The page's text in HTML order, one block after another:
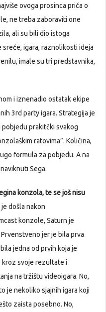
ovoga prosinca priča o
ne treba zaboraviti one
ali su bili dio istoga
igara, raznolikosti ideja
imale su tri predstavnika,
i iznenadio ostatak ekipe
3rd party igara. Strategija je
prakitčki svakog
ratovima”. Količina,
formula za pobjedu. A na
Sega.
konzola, te se još nisu
je došla nakon
konzole, Saturn je
jer je bila prva
jedna od prvih koja je
kroz svoje rezultate i
na tržištu videoigara. No,
je nekoliko sjajnih igara koji
zaista posebno. No,